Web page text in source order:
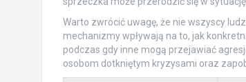
Warto zwrócić uwagę, że nie wszyscy
mechanizmy wpływają na to, jak
podczas gdy inne mogą przejawiać
osobom dotkniętym kryzysami oraz